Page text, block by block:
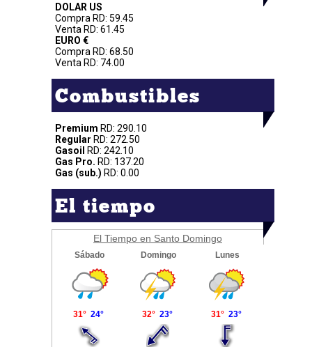
DOLAR US
Compra RD: 59.45
Venta RD: 61.45
EURO €
Compra RD: 68.50
Venta RD: 74.00
Combustibles
Premium RD: 290.10
Regular RD: 272.50
Gasoil
RD: 242.10
Gas Pro. RD: 137.20
Gas (sub.) RD: 0.00
El tiempo
El Tiempo en Santo Domingo